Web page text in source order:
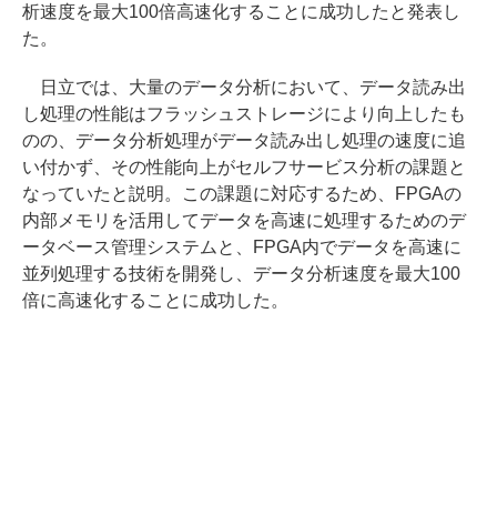
析速度を最大100倍高速化することに成功したと発表し
た。
日立では、大量のデータ分析において、データ読み出
し処理の性能はフラッシュストレージにより向上したも
のの、データ分析処理がデータ読み出し処理の速度に追
い付かず、その性能向上がセルフサービス分析の課題と
なっていたと説明。この課題に対応するため、FPGAの
内部メモリを活用してデータを高速に処理するためのデ
ータベース管理システムと、FPGA内でデータを高速に
並列処理する技術を開発し、データ分析速度を最大100
倍に高速化することに成功した。